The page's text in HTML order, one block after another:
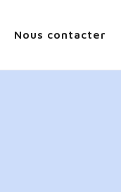
Nous contacter